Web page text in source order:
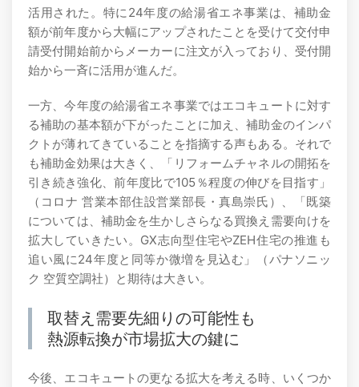
活用された。特に24年度の給湯省エネ事業は、補助金
額が前年度から大幅にアップされたことを受けて交付申
請受付開始前からメーカーに注文が入っており、受付開
始から一斉に活用が進んだ。
一方、今年度の給湯省エネ事業ではエコキュートに対す
る補助の基本額が下がったことに加え、補助金のインパ
クトが薄れてきていることを指摘する声もある。それで
も補助金効果は大きく、「リフォームチャネルの開拓を
引き続き強化、前年度比で105％程度の伸びを目指す」
（コロナ 営業本部住設営業部長・真島崇氏）、「既築
については、補助金を生かしさらなる買換え需要向けを
拡大していきたい。GX志向型住宅やZEH住宅の推進も
追い風に24年度と同等か微増を見込む」（パナソニッ
ク 空質空調社）と期待は大きい。
取替え需要先細りの可能性も
熱源転換が市場拡大の鍵に
今後、エコキュートの更なる拡大を考える時、いくつか